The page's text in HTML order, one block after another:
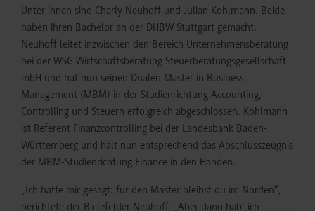
Unter ihnen sind Charly Neuhoff und Julian Kohlmann. Beide
haben ihren Bachelor an der DHBW Stuttgart gemacht.
Neuhoff leitet inzwischen den Bereich Unternehmensberatung
bei der WSG Wirtschaftsberatung Steuerberatungsgesellschaft
mbH und hat nun seinen Dualen Master in Business
Management (MBM) in der Studienrichtung Accounting,
Controlling und Steuern erfolgreich abgeschlossen. Kohlmann
ist Referent Finanzcontrolling bei der Landesbank Baden-
Württemberg und hält nun entsprechend das Abschlusszeugnis
der MBM-Studienrichtung Finance in den Händen.
„Ich hatte mir gesagt: für den Master bleibst du im Norden“,
berichtete der Bielefelder Neuhoff. „Aber dann hab‘ ich